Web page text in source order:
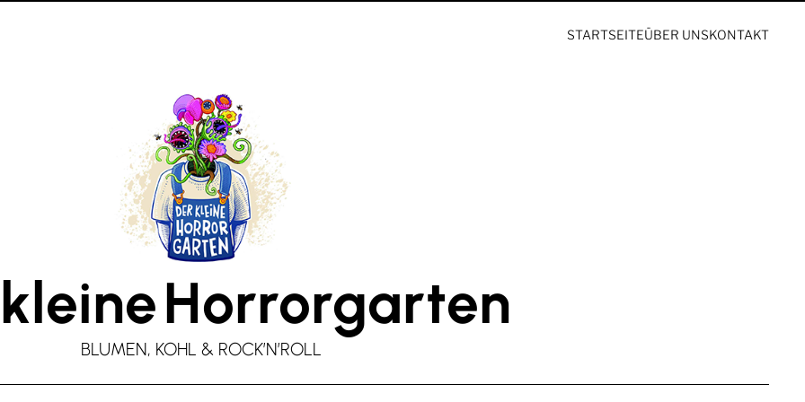
STARTSEITEÜBER UNSKONTAKT
Horrorgarten
BLUMEN, KOHL & ROCK’N’ROLL